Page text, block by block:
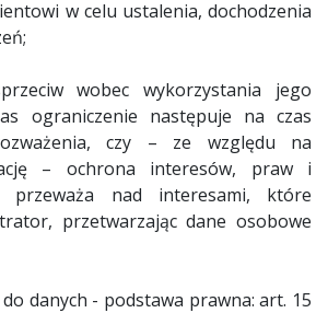
w celu ustalenia, dochodzenia
wobec wykorzystania jego
ograniczenie następuje na czas
czy – ze względu na
– ochrona interesów, praw i
przeważa nad interesami, które
przetwarzając dane osobowe
danych - podstawa prawna: art. 15